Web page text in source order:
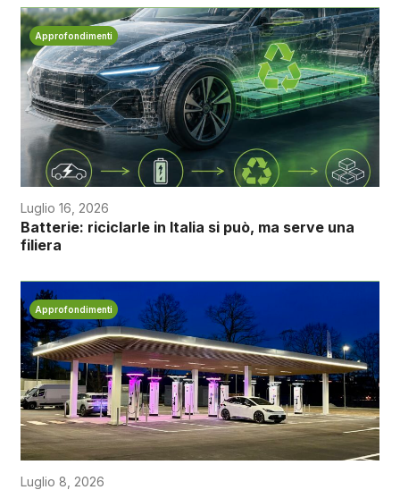
Approfondimenti
Luglio 16, 2026
Batterie: riciclarle in Italia si può, ma serve una
filiera
Approfondimenti
Luglio 8, 2026